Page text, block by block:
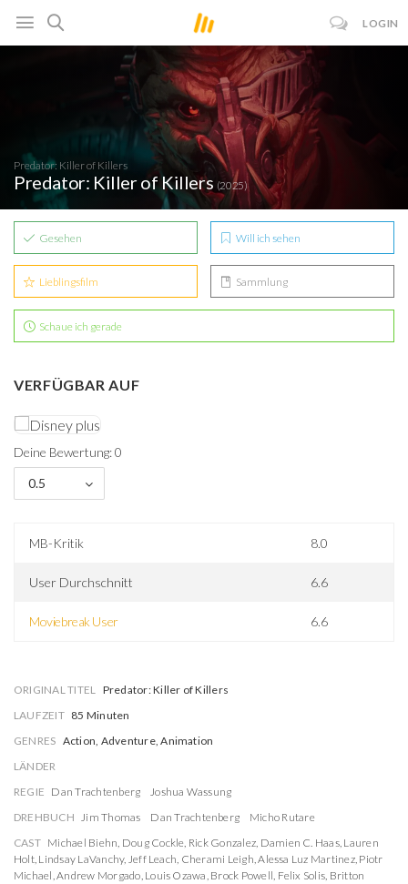
LOGIN
Predator: Killer of Killers
Predator: Killer of Killers (2025)
Gesehen Will ich sehen
Lieblingsfilm Sammlung
Schaue ich gerade
VERFÜGBAR AUF
Deine Bewertung: 0
0.5
MB-Kritik 8.0
User Durchschnitt 6.6
Moviebreak User 6.6
ORIGINAL TITEL Predator: Killer of Killers
LAUFZEIT 85 Minuten
GENRES Action, Adventure, Animation
LÄNDER
REGIE Dan Trachtenberg
Joshua Wassung
DREHBUCH Jim Thomas Dan Trachtenberg
Micho Rutare
CAST Michael Biehn, Doug Cockle, Rick Gonzalez, Damien C. Haas, Lauren
Holt, Lindsay LaVanchy, Jeff Leach, Cherami Leigh,Alessa Luz Martinez, Piotr
Michael,Andrew Morgado, Louis Ozawa, Brock Powell, Felix Solis, Britton